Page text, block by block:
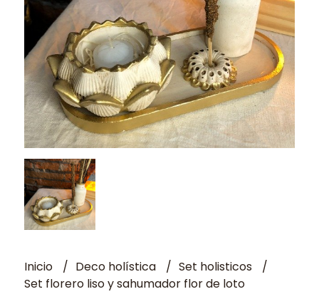
Inicio Deco holística
Set holisticos
Set florero liso y sahumador flor de loto